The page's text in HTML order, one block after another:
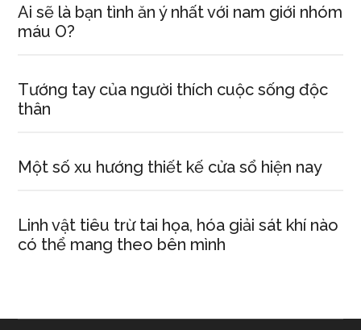
Ai sẽ là bạn tình ăn ý nhất với nam giới nhóm
máu O?
Tướng tay của người thích cuộc sống độc
thân
Một số xu hướng thiết kế cửa sổ hiện nay
Linh vật tiêu trừ tai họa, hóa giải sát khí nào
có thể mang theo bên mình